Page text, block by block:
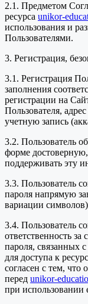
2.1. Предметом
ресурса unikor-
использования и
Пользователями.
3. Регистрация,
3.1. Регистрация
заполнения
регистрации на
Пользователя,
учетную запись
3.2. Пользователь
форме
поддерживать эту
3.3. Пользователь
пароля напрямую
вариации
3.4. Пользователь
ответственность
пароля, связанных
для доступа к
согласен с тем, что
перед unikor-
при использовании